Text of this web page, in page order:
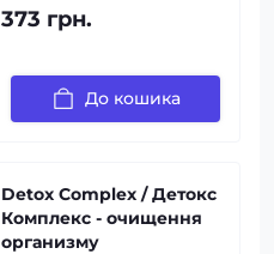
373 грн.
До кошика
Detox Complex / Детокс
Комплекс - очищення
организму